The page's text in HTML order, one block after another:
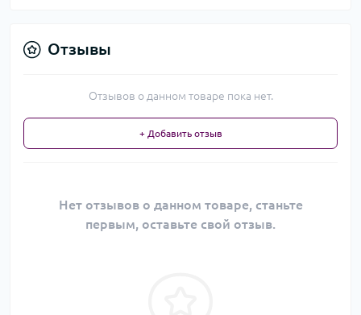
Отзывы
Отзывов о данном товаре пока нет.
+ Добавить отзыв
Нет отзывов о данном товаре, станьте
первым, оставьте свой отзыв.